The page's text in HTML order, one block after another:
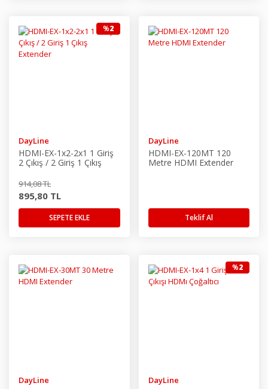
DayLine
HDMI-EX-1x2-2x1 1 Giriş
2 Çıkış / 2 Giriş 1 Çıkış
%2
914,08 TL
895,80 TL
SEPETE EKLE
DayLine
HDMI-EX-120MT 120
Metre HDMI Extender
Teklif Al
DayLine DayLine
%2